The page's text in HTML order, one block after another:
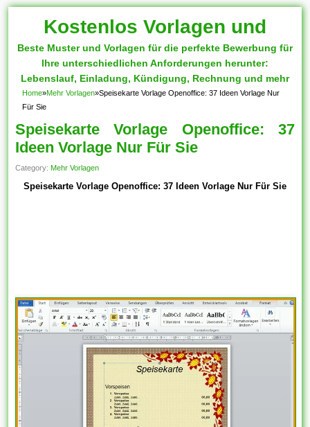
Kostenlos Vorlagen und
Muster
Beste Muster und Vorlagen für die perfekte Bewerbung für
Ihre unterschiedlichen Anforderungen herunter:
Lebenslauf, Einladung, Kündigung, Rechnung und mehr
Home»Mehr Vorlagen»Speisekarte Vorlage Openoffice: 37 Ideen Vorlage Nur
Für Sie
Speisekarte Vorlage Openoffice: 37
Ideen Vorlage Nur Für Sie
Category: Mehr Vorlagen
Speisekarte Vorlage Openoffice: 37 Ideen Vorlage Nur Für Sie